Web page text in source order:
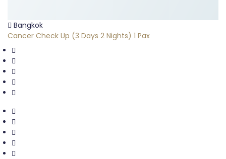
Bangkok
Cancer Check Up (3 Days 2 Nights) 1 Pax